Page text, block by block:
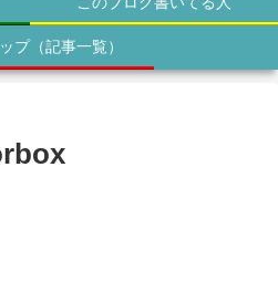
プ（記事一覧）